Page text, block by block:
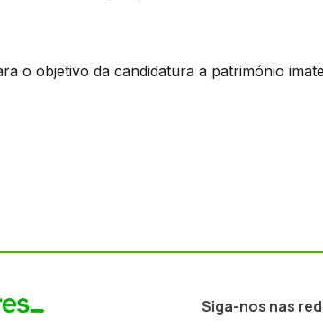
o objetivo da candidatura a património
Siga-nos nas